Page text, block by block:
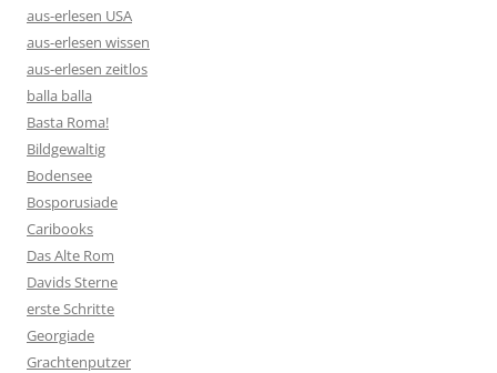
aus-erlesen USA
aus-erlesen wissen
aus-erlesen zeitlos
balla balla
Basta Roma!
Bildgewaltig
Bodensee
Bosporusiade
Caribooks
Das Alte Rom
Davids Sterne
erste Schritte
Georgiade
Grachtenputzer